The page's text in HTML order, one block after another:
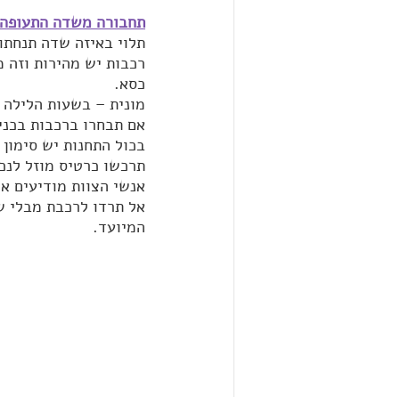
תחבורה משדה
תלוי באיזה שדה
רכבות יש מהירות
כסא.
מונית – בשעות
אם תבחרו ברכבות
בכול התחנות יש
תרכשו כרטיס מוזל
אנשי הצוות מודיעים
אל תרדו לרכבת מבלי
המיועד.